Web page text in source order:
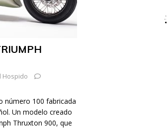
Hospido
número 100 fabricada
Un modelo creado
Thruxton 900, que